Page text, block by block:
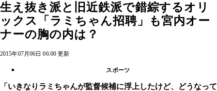
生え抜き派と旧近鉄派で錯綜するオリ
ックス「ラミちゃん招聘」も宮内オー
ナーの胸の内は？
2015年07月06日 06:00 更新
スポーツ
「いきなりラミちゃんが監督候補に浮上したけど、どうなって